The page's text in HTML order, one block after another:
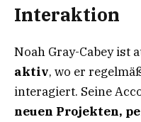
Interaktion
Noah Gray-Cabey ist
aktiv, wo er
interagiert. Seine
neuen Projekten,